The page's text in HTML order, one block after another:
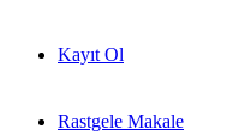
Kayıt Ol
Rastgele Makale